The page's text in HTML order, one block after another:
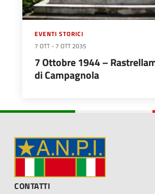
EVENTI STORICI
7 OTT - 7 OTT 2035
7 Ottobre 1944 –
di Campagnola
CONTATTI